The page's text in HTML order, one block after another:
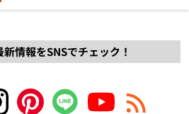
情報をSNSでチェック！